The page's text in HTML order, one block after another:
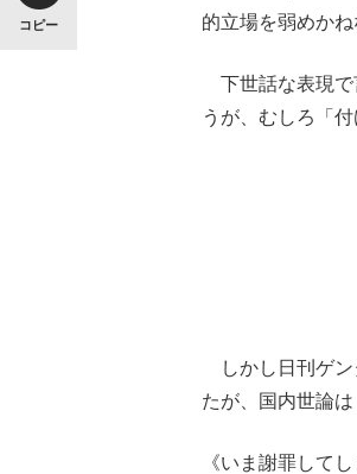
コピー
的立場を弱めかね
下世話な表現で
うが、むしろ「
しかし日刊ゲン
たが、国内世論
《いま謝罪して